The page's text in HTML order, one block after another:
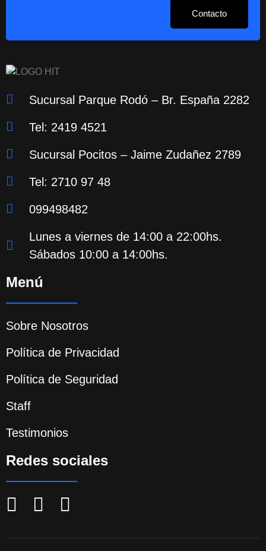
Contacto
Sucursal Parque Rodó – Br. España 2282
Tel: 2419 4521
Sucursal Pocitos – Jaime Zudañez 2789
Tel: 2710 97 48
099498482
Lunes a viernes de 14:00 a 22:00hs.
Sábados 10:00 a 14:00hs.
Menú
Sobre Nosotros
Política de Privacidad
Política de Seguridad
Staff
Testimonios
Redes sociales